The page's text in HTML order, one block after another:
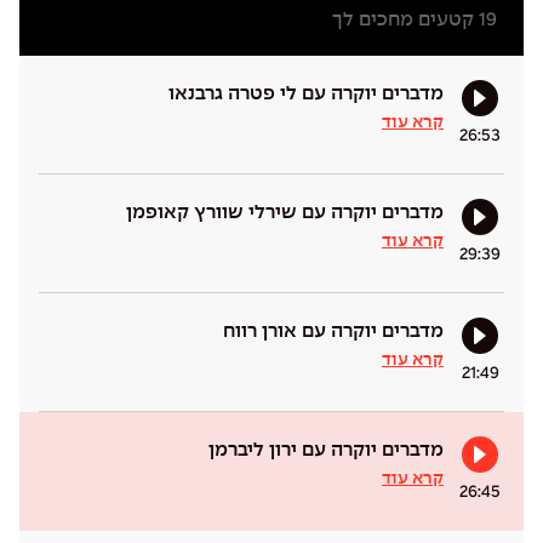
19 קטעים מחכים לך
26:53
מדברים יוקרה עם לי פטרה גרבנאו
קרא עוד
29:39
מדברים יוקרה עם שירלי שוורץ קאופמן
קרא עוד
21:49
מדברים יוקרה עם אורן רווח
קרא עוד
26:45
מדברים יוקרה עם ירון ליברמן
קרא עוד